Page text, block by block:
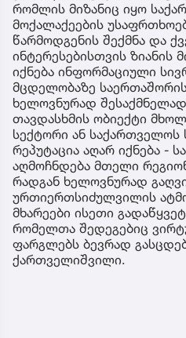
რომლის მიზანიც იყო
მოქალაქეების
წარმოდგენის შექმნა და
ინტერესებისთვის ზიანის
იქნება ინფორმაციული
მცდელობაზე
ხელოვნურად
თავდასხმის ობიექტი
სექტორი ან საქართველოს
რეპუტაცია აღარ იქნება -
აღმოჩნდება მთელი
რადგან ხელოვნურად
ურთიერთსიძულვილის
მხარეები ისეთი
რომელთა შედეგებიც
ფარგლებს ბევრად
ქართველიშვილი.